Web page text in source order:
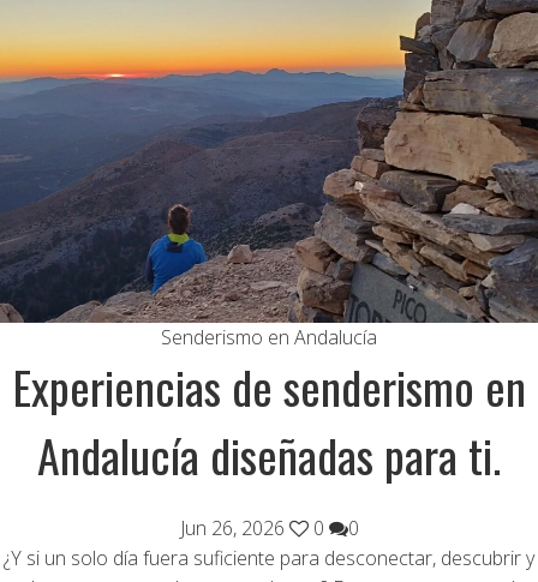
Senderismo en Andalucía
Experiencias de senderismo en
Andalucía diseñadas para ti.
Jun 26, 2026 0
0
¿Y si un solo día fuera suficiente para desconectar, descubrir y